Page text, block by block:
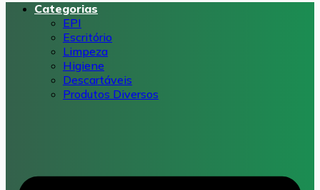
Categorias
EPI
Escritório
Limpeza
Higiene
Descartáveis
Produtos Diversos